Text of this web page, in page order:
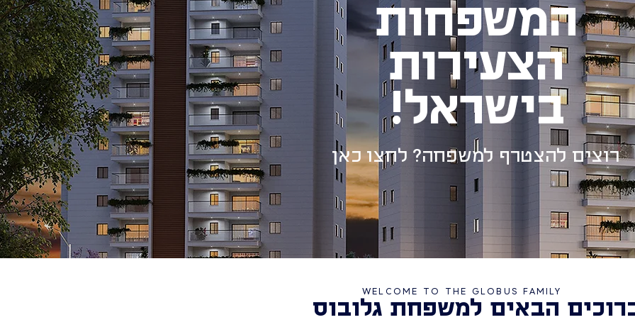
המשפחות
הצעירות
בישראל!
רוצים להצטרף למשפחה? לחצו כאן
WELCOME TO THE GLOBUS FAMILY
הבאים למשפחת גלובוס